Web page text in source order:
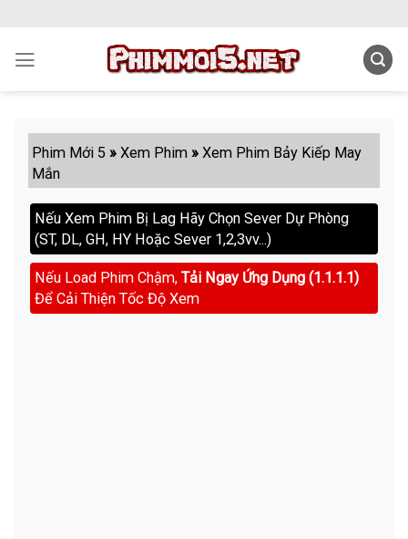
content
Phim Mới 5 »Xem Phim »Xem Phim Bảy Kiếp May
Mắn
Nếu Xem Phim Bị Lag Hãy Chọn Sever Dự Phòng
(ST, DL, GH, HY Hoặc Sever 1,2,3vv...)
Nếu Load Phim Chậm, Tải Ngay Ứng Dụng (1.1.1.1)
Để Cải Thiện Tốc Độ Xem